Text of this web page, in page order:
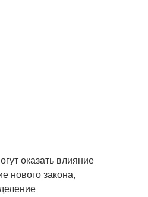
оказать влияние
нового закона,